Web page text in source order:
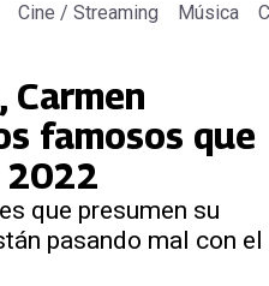
Cine / Streaming Música
Carmen
famosos que
2022
que presumen su
pasando mal con el